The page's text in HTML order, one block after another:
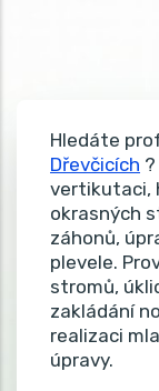
Hledáte
Dřevčicích
vertikutaci,
okrasných
záhonů,
plevele.
stromů,
zakládání
realizaci
úpravy.